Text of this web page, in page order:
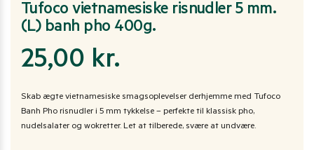
Tufoco vietnamesiske risnudler 5 mm.
(L) banh pho 400g.
25,00 kr.
Skab ægte vietnamesiske smagsoplevelser derhjemme med Tufoco
Banh Pho risnudler i 5 mm tykkelse – perfekte til klassisk pho,
nudelsalater og wokretter. Let at tilberede, svære at undvære.